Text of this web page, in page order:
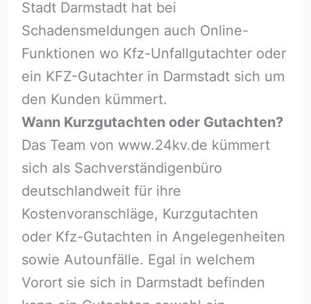
Stadt Darmstadt hat bei
Schadensmeldungen auch Online-
Funktionen wo Kfz-Unfallgutachter oder
ein KFZ-Gutachter in Darmstadt sich um
den Kunden kümmert.
Wann Kurzgutachten oder Gutachten?
Das Team von www.24kv.de kümmert
sich als Sachverständigenbüro
deutschlandweit für ihre
Kostenvoranschläge, Kurzgutachten
oder Kfz-Gutachten in Angelegenheiten
sowie Autounfälle. Egal in welchem
Vorort sie sich in Darmstadt befinden